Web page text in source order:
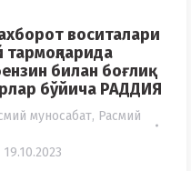
воситалари
билан боғлиқ
бўйича РАДДИЯ
муносабат, Расмий
19.10.2023